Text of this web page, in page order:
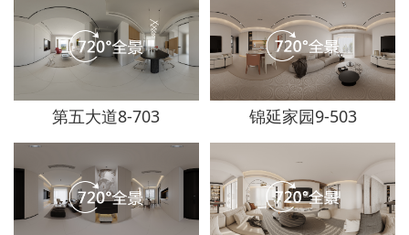
第五大道8-703 锦延家园9-503